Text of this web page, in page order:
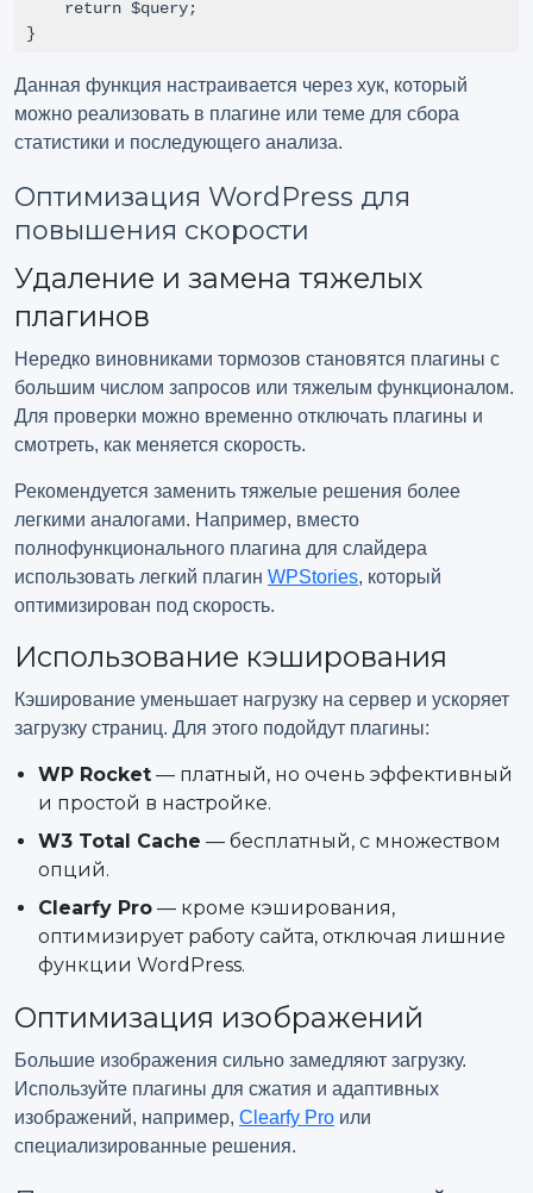
}
Данная функция настраивается через хук, который
можно реализовать в плагине или теме для сбора
статистики и последующего анализа.
Оптимизация WordPress для
повышения скорости
Удаление и замена тяжелых
плагинов
Нередко виновниками тормозов становятся плагины с
большим числом запросов или тяжелым функционалом.
Для проверки можно временно отключать плагины и
смотреть, как меняется скорость.
Рекомендуется заменить тяжелые решения более
легкими аналогами. Например, вместо
полнофункционального плагина для слайдера
использовать легкий плагин WPStories, который
оптимизирован под скорость.
Использование кэширования
Кэширование уменьшает нагрузку на сервер и ускоряет
загрузку страниц. Для этого подойдут плагины:
WP Rocket — платный, но очень эффективный
и простой в настройке.
W3 Total Cache — бесплатный, с множеством
опций.
Clearfy Pro — кроме кэширования,
оптимизирует работу сайта, отключая лишние
функции WordPress.
Оптимизация изображений
Большие изображения сильно замедляют загрузку.
Используйте плагины для сжатия и адаптивных
изображений, например, Clearfy Pro или
специализированные решения.